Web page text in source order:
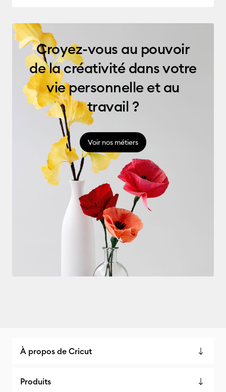
Croyez-vous au pouvoir
de la créativité dans votre
vie personnelle et au
travail ?
Voir nos métiers
À propos de Cricut
Produits